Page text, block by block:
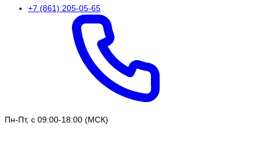
+7 (861) 205-05-65
Пн-Пт, с 09:00-18:00 (МСК)